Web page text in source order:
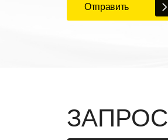
Отправить
ЗАПРОС